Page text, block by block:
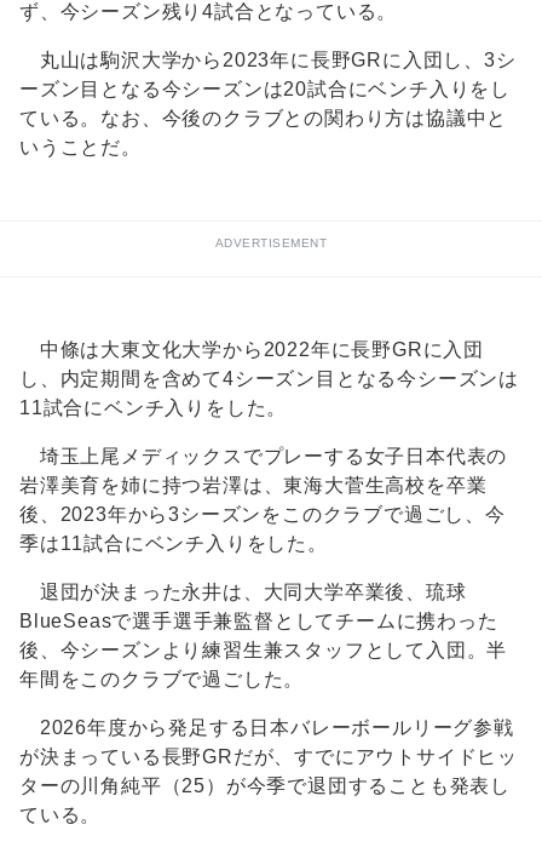
ず、今シーズン残り4試合となっている。
丸山は駒沢大学から2023年に長野GRに入団し、3シ
ーズン目となる今シーズンは20試合にベンチ入りをし
ている。なお、今後のクラブとの関わり方は協議中と
いうことだ。
ADVERTISEMENT
中條は大東文化大学から2022年に長野GRに入団
し、内定期間を含めて4シーズン目となる今シーズンは
11試合にベンチ入りをした。
埼玉上尾メディックスでプレーする女子日本代表の
岩澤美育を姉に持つ岩澤は、東海大菅生高校を卒業
後、2023年から3シーズンをこのクラブで過ごし、今
季は11試合にベンチ入りをした。
退団が決まった永井は、大同大学卒業後、琉球
BlueSeasで選手選手兼監督としてチームに携わった
後、今シーズンより練習生兼スタッフとして入団。半
年間をこのクラブで過ごした。
2026年度から発足する日本バレーボールリーグ参戦
が決まっている長野GRだが、すでにアウトサイドヒッ
ターの川角純平（25）が今季で退団することも発表し
ている。